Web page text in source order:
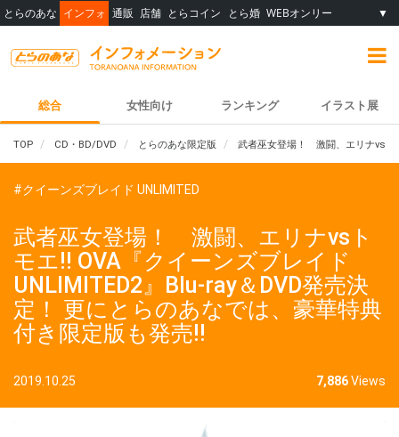
とらのあな インフォ 通販 店舗 とらコイン とら婚 WEBオンリー ▼
総合 女性向け ランキング イラスト展
TOP CD・BD/DVD とらのあな限定版 武者巫女登場！ 激闘、エリナvsト
#クイーンズブレイド UNLIMITED
武者巫女登場！ 激闘、エリナvsト
モエ!! OVA『クイーンズブレイド
UNLIMITED2』Blu-ray＆DVD発売決
定！ 更にとらのあなでは、豪華特典
付き限定版も発売!!
2019.10.25 7,886Views